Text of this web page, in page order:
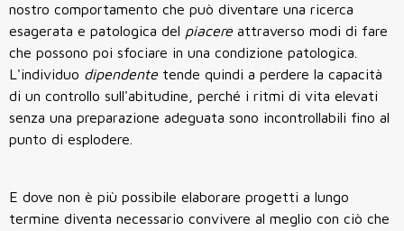
nostro comportamento che può diventare una ricerca
esagerata e patologica del piacere attraverso modi di fare
che possono poi sfociare in una condizione patologica.
L'individuo dipendente tende quindi a perdere la capacità
di un controllo sull'abitudine, perché i ritmi di vita elevati
senza una preparazione adeguata sono incontrollabili fino al
punto di esplodere.
E dove non è più possibile elaborare progetti a lungo
termine diventa necessario convivere al meglio con ciò che